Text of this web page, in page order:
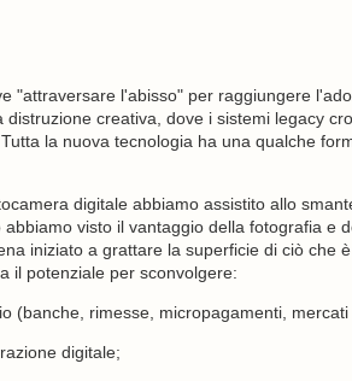
"attraversare l'abisso" per raggiungere
creativa, dove i sistemi legacy
la nuova tecnologia ha una qualche
digitale abbiamo assistito allo
visto il vantaggio della fotografia e
iniziato a grattare la superficie di ciò che
il potenziale per sconvolgere:
(banche, rimesse, micropagamenti,
digitale;